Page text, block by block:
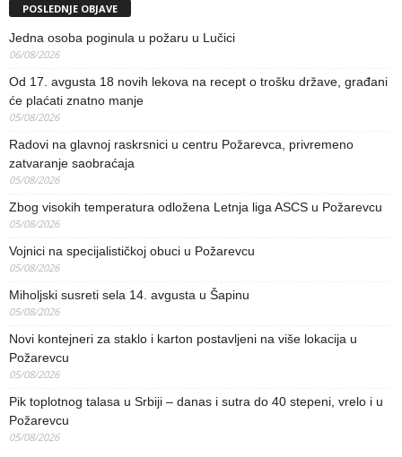
POSLEDNJE OBJAVE
Jedna osoba poginula u požaru u Lučici
06/08/2026
Od 17. avgusta 18 novih lekova na recept o trošku države, građani
će plaćati znatno manje
05/08/2026
Radovi na glavnoj raskrsnici u centru Požarevca, privremeno
zatvaranje saobraćaja
05/08/2026
Zbog visokih temperatura odložena Letnja liga ASCS u Požarevcu
05/08/2026
Vojnici na specijalističkoj obuci u Požarevcu
05/08/2026
Miholjski susreti sela 14. avgusta u Šapinu
05/08/2026
Novi kontejneri za staklo i karton postavljeni na više lokacija u
Požarevcu
05/08/2026
Pik toplotnog talasa u Srbiji – danas i sutra do 40 stepeni, vrelo i u
Požarevcu
05/08/2026